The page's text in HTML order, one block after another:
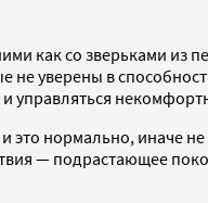
как со зверьками из
не уверены в
нормально, иначе
— подрастающее